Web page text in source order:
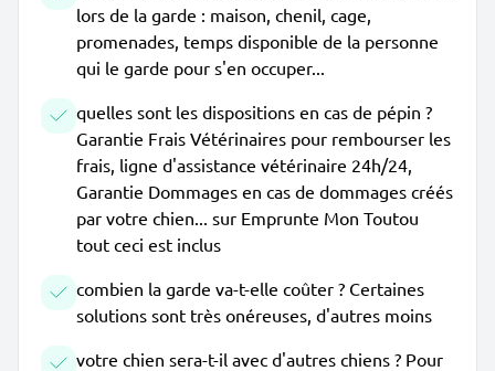
lors de la garde : maison, chenil, cage,
promenades, temps disponible de la personne
qui le garde pour s'en occuper...
quelles sont les dispositions en cas de pépin ?
Garantie Frais Vétérinaires pour rembourser les
frais, ligne d'assistance vétérinaire 24h/24,
Garantie Dommages en cas de dommages créés
par votre chien... sur Emprunte Mon Toutou
tout ceci est inclus
combien la garde va-t-elle coûter ? Certaines
solutions sont très onéreuses, d'autres moins
votre chien sera-t-il avec d'autres chiens ? Pour